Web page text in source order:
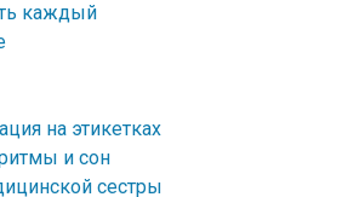
каждый
на этикетках
и сон
сестры